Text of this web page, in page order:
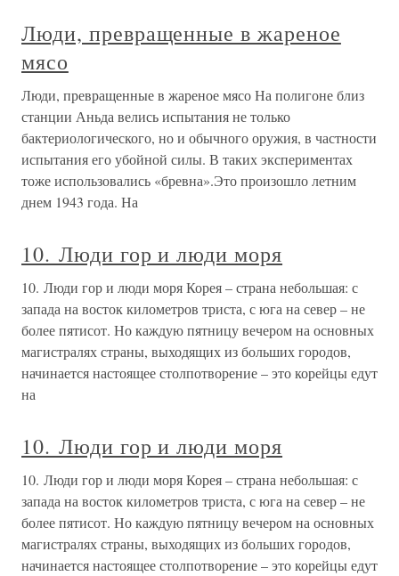
Люди, превращенные в жареное
мясо
Люди, превращенные в жареное мясо На полигоне близ
станции Аньда велись испытания не только
бактериологического, но и обычного оружия, в частности
испытания его убойной силы. В таких экспериментах
тоже использовались «бревна».Это произошло летним
днем 1943 года. На
10. Люди гор и люди моря
10. Люди гор и люди моря Корея – страна небольшая: с
запада на восток километров триста, с юга на север – не
более пятисот. Но каждую пятницу вечером на основных
магистралях страны, выходящих из больших городов,
начинается настоящее столпотворение – это корейцы едут
на
10. Люди гор и люди моря
10. Люди гор и люди моря Корея – страна небольшая: с
запада на восток километров триста, с юга на север – не
более пятисот. Но каждую пятницу вечером на основных
магистралях страны, выходящих из больших городов,
начинается настоящее столпотворение – это корейцы едут